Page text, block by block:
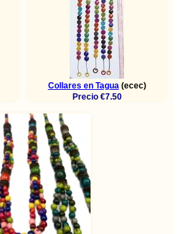
Collares en Tagua (ecec)
Precio €7.50